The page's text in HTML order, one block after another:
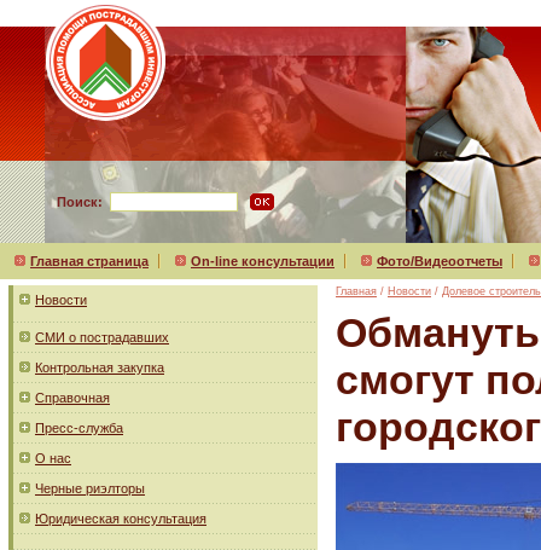
Поиск:
Главная страница On-line консультации Фото/Видеоотчеты
Новости
СМИ о пострадавших
Контрольная закупка
Справочная
Пресс-служба
О нас
Черные риэлторы
Юридическая консультация
Главная / Новости / Долевое
смогут